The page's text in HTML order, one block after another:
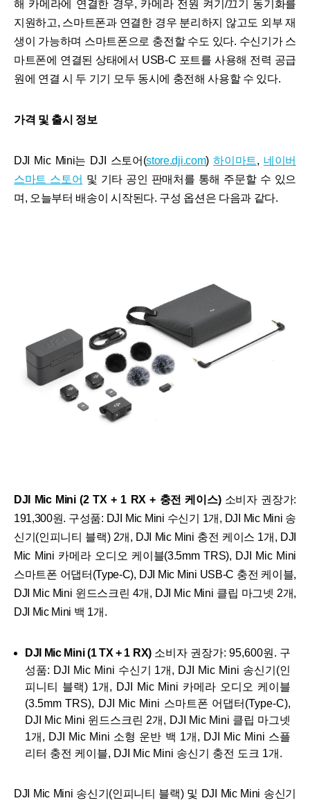
해 카메라에 연결한 경우, 카메라 전원 켜기/끄기 동기화를
지원하고, 스마트폰과 연결한 경우 분리하지 않고도 외부 재
생이 가능하며 스마트폰으로 충전할 수도 있다. 수신기가 스
마트폰에 연결된 상태에서 USB-C 포트를 사용해 전력 공급
원에 연결 시 두 기기 모두 동시에 충전해 사용할 수 있다.
가격 및 출시 정보
DJI Mic Mini는 DJI 스토어(store.dji.com)하이마트, 네이버
스마트 스토어 및 기타 공인 판매처를 통해 주문할 수 있으
며, 오늘부터 배송이 시작된다. 구성 옵션은 다음과 같다.
DJI Mic Mini (2 TX + 1 RX + 충전 케이스)소비자 권장가:
191,300원. 구성품: DJI Mic Mini 수신기 1개, DJI Mic Mini 송
신기(인피니티 블랙) 2개, DJI Mic Mini 충전 케이스 1개, DJI
Mic Mini 카메라 오디오 케이블(3.5mm TRS), DJI Mic Mini
스마트폰 어댑터(Type-C), DJI Mic Mini USB-C 충전 케이블,
DJI Mic Mini 윈드스크린 4개, DJI Mic Mini 클립 마그넷 2개,
DJI Mic Mini 백 1개.
DJI Mic Mini (1 TX + 1 RX)소비자 권장가: 95,600원. 구
성품: DJI Mic Mini 수신기 1개, DJI Mic Mini 송신기(인
피니티 블랙) 1개, DJI Mic Mini 카메라 오디오 케이블
(3.5mm TRS), DJI Mic Mini 스마트폰 어댑터(Type-C),
DJI Mic Mini 윈드스크린 2개, DJI Mic Mini 클립 마그넷
1개, DJI Mic Mini 소형 운반 백 1개, DJI Mic Mini 스플
리터 충전 케이블, DJI Mic Mini 송신기 충전 도크 1개.
DJI Mic Mini 송신기(인피니티 블랙) 및 DJI Mic Mini 송신기